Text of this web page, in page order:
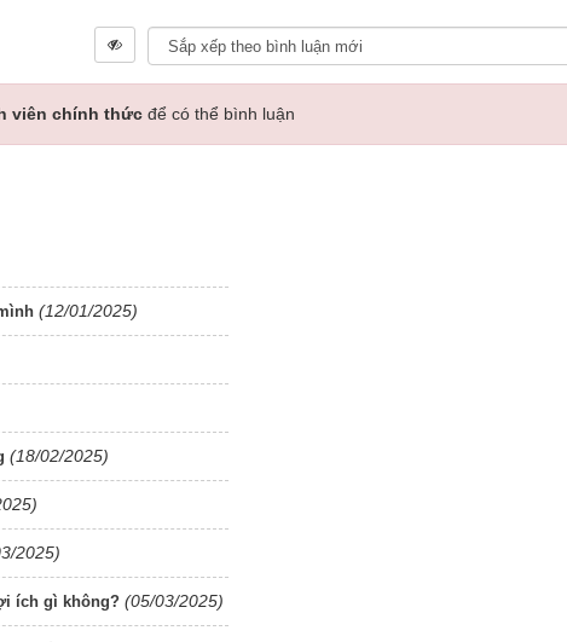
viên chính thức để có thể bình luận
(12/01/2025)
(18/02/2025)
2025)
ích gì không? (05/03/2025)